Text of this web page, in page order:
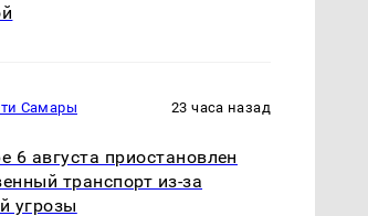
Самары 23 часа назад
6 августа приостановлен
транспорт из-за
угрозы